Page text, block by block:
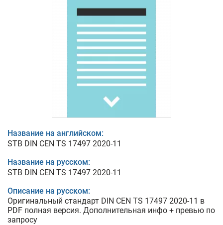
Название на английском:
STB DIN CEN TS 17497 2020-11
Название на русском:
STB DIN CEN TS 17497 2020-11
Описание на русском:
Оригинальный стандарт DIN CEN TS 17497 2020-11 в
PDF полная версия. Дополнительная инфо + превью по
запросу